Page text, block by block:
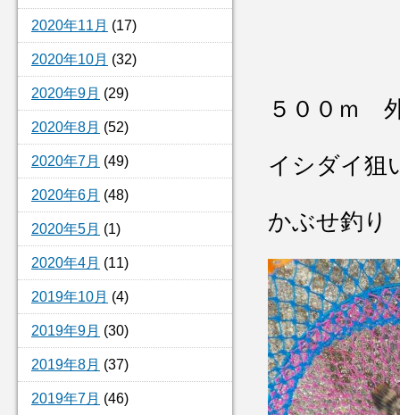
2020年11月 (17)
2020年10月 (32)
2020年9月 (29)
2020年8月 (52)
2020年7月 (49)
2020年6月 (48)
2020年5月 (1)
2020年4月 (11)
2019年10月 (4)
2019年9月 (30)
2019年8月 (37)
2019年7月 (46)
５００ｍ
イシダイ狙
かぶせ釣り